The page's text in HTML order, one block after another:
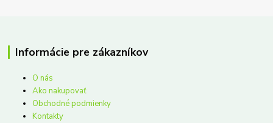
Informácie pre zákazníkov
O nás
Ako nakupovať
Obchodné podmienky
Kontakty